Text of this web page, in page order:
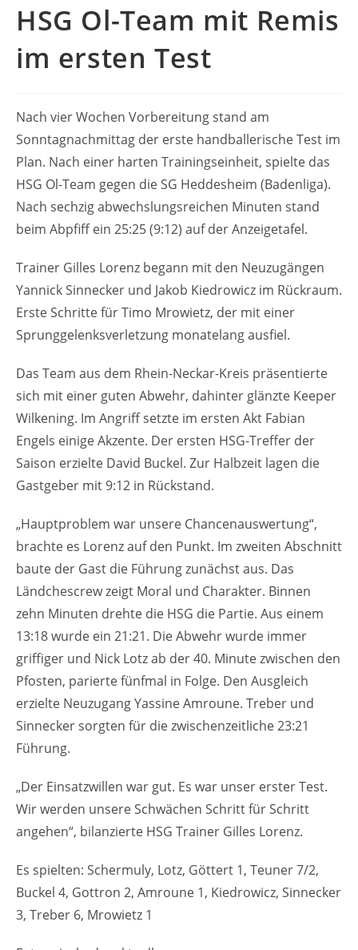
HSG Ol-Team mit Remis
im ersten Test
Nach vier Wochen Vorbereitung stand am
Sonntagnachmittag der erste handballerische Test im
Plan. Nach einer harten Trainingseinheit, spielte das
HSG Ol-Team gegen die SG Heddesheim (Badenliga).
Nach sechzig abwechslungsreichen Minuten stand
beim Abpfiff ein 25:25 (9:12) auf der Anzeigetafel.
Trainer Gilles Lorenz begann mit den Neuzugängen
Yannick Sinnecker und Jakob Kiedrowicz im Rückraum.
Erste Schritte für Timo Mrowietz, der mit einer
Sprunggelenksverletzung monatelang ausfiel.
Das Team aus dem Rhein-Neckar-Kreis präsentierte
sich mit einer guten Abwehr, dahinter glänzte Keeper
Wilkening. Im Angriff setzte im ersten Akt Fabian
Engels einige Akzente. Der ersten HSG-Treffer der
Saison erzielte David Buckel. Zur Halbzeit lagen die
Gastgeber mit 9:12 in Rückstand.
„Hauptproblem war unsere Chancenauswertung“,
brachte es Lorenz auf den Punkt. Im zweiten Abschnitt
baute der Gast die Führung zunächst aus. Das
Ländchescrew zeigt Moral und Charakter. Binnen
zehn Minuten drehte die HSG die Partie. Aus einem
13:18 wurde ein 21:21. Die Abwehr wurde immer
griffiger und Nick Lotz ab der 40. Minute zwischen den
Pfosten, parierte fünfmal in Folge. Den Ausgleich
erzielte Neuzugang Yassine Amroune. Treber und
Sinnecker sorgten für die zwischenzeitliche 23:21
Führung.
„Der Einsatzwillen war gut. Es war unser erster Test.
Wir werden unsere Schwächen Schritt für Schritt
angehen“, bilanzierte HSG Trainer Gilles Lorenz.
Es spielten: Schermuly, Lotz, Göttert 1, Teuner 7/2,
Buckel 4, Gottron 2, Amroune 1, Kiedrowicz, Sinnecker
3, Treber 6, Mrowietz 1